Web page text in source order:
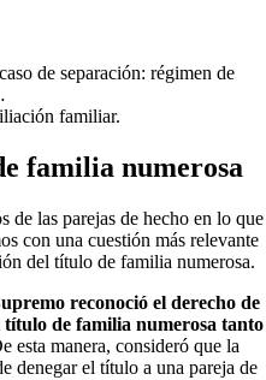
de separación: régimen de
familiar.
familia numerosa
de las parejas de hecho en lo que
con una cuestión más relevante
del título de familia numerosa.
reconoció el derecho de
título de familia numerosa tanto
esta manera, consideró que la
denegar el título a una pareja de